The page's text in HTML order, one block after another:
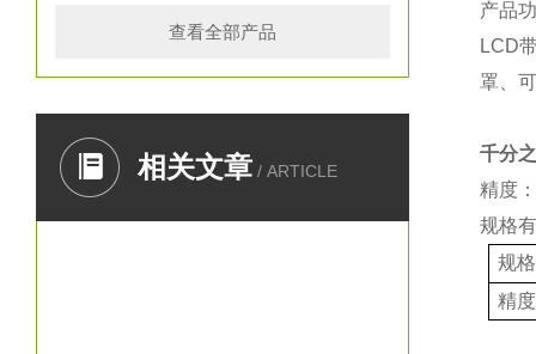
查看全部产品
相关文章 / ARTICLE
产品
LCD
罩、
千分
精度
规格
规格
精度